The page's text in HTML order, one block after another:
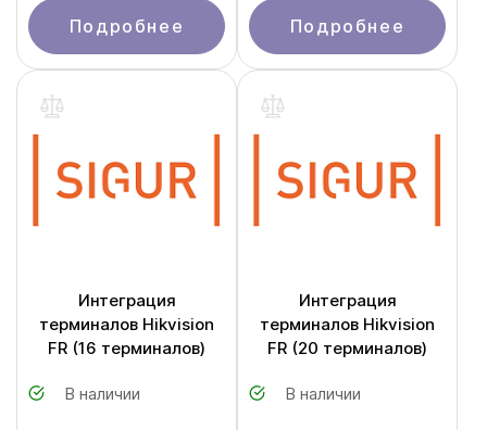
Подробнее Подробнее
Интеграция
терминалов Hikvision
FR (16 терминалов)
В наличии
Интеграция
терминалов Hikvision
FR (20 терминалов)
В наличии